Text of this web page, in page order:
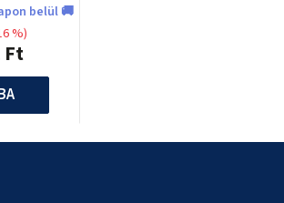
belül 🚚
Ft
%)